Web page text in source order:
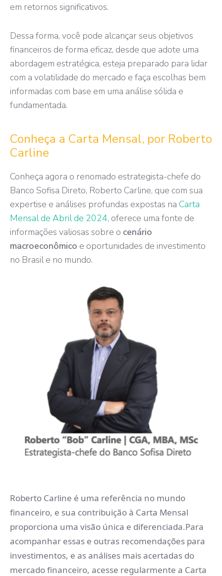
em retornos significativos.
Dessa forma, você pode alcançar seus objetivos
financeiros de forma eficaz, desde que adote uma
abordagem estratégica, esteja preparado para lidar
com a volatilidade do mercado e faça escolhas bem
informadas com base em uma análise sólida e
fundamentada.
Conheça a Carta Mensal, por Roberto
Carline
Conheça agora o renomado estrategista-chefe do
Banco Sofisa Direto, Roberto Carline, que com sua
expertise e análises profundas expostas na Carta
Mensal de Abril de 2024, oferece uma fonte de
informações valiosas sobre o cenário
macroeconômico e oportunidades de investimento
no Brasil e no mundo.
Roberto Carline é uma referência no mundo
financeiro, e sua contribuição à Carta Mensal
proporciona uma visão única e diferenciada.Para
acompanhar essas e outras recomendações para
investimentos, e as análises mais acertadas do
mercado financeiro, acesse regularmente a Carta